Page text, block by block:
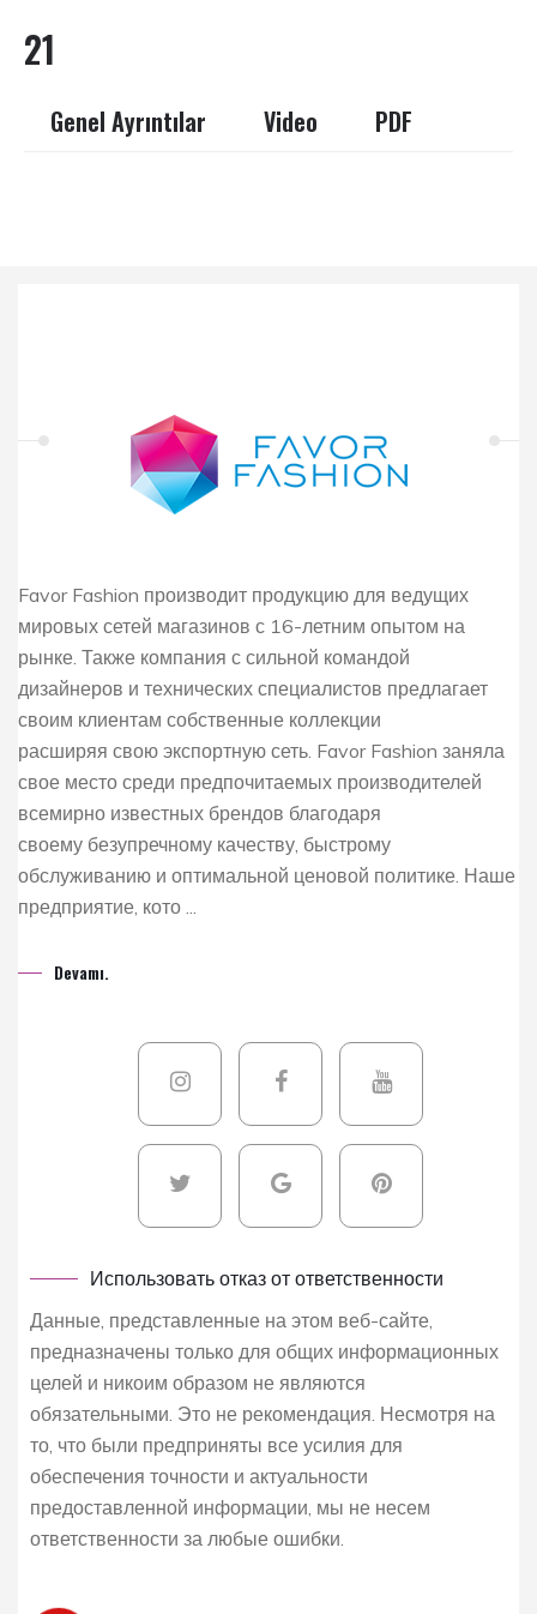
21
Genel Ayrıntılar Video PDF
Favor Fashion производит продукцию для ведущих
мировых сетей магазинов с 16-летним опытом на
рынке. Также компания с сильной командой
дизайнеров и технических специалистов предлагает
своим клиентам собственные коллекции
расширяя свою экспортную сеть. Favor Fashion заняла
свое место среди предпочитаемых производителей
всемирно известных брендов благодаря
своему безупречному качеству, быстрому
обслуживанию и оптимальной ценовой политике. Наше
предприятие, кото ...
Devamı.
Использовать отказ от ответственности
Данные, представленные на этом веб-сайте,
предназначены только для общих информационных
целей и никоим образом не являются
обязательными. Это не рекомендация. Несмотря на
то, что были предприняты все усилия для
обеспечения точности и актуальности
предоставленной информации, мы не несем
ответственности за любые ошибки.